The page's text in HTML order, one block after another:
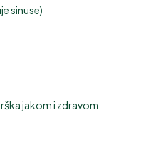
sinuse)
jakom i zdravom